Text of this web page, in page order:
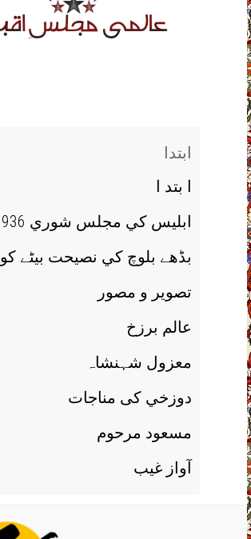
ابتدا
ا بتد ا
ابليس کي مجلس شوري 1936ء
بڈھے بلوچ کي نصيحت بيٹے کو
تصوير و مصور
عالم برزخ
معزول شہنشاہ
دوزخي کی مناجات
مسعود مرحوم
آواز غيب